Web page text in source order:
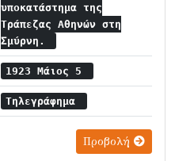
υποκατάστημα της
Τράπεζας Αθηνών στη
Σμύρνη.
1923 Μάιος 5
Τηλεγράφημα
Προβολή